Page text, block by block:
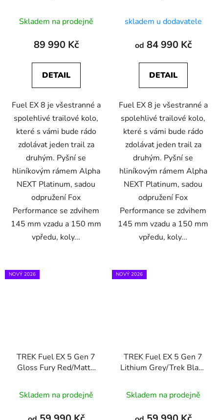
Skladem na prodejně
89 990 Kč
DETAIL
Fuel EX 8 je všestranné a
spolehlivé trailové kolo,
které s vámi bude rádo
zdolávat jeden trail za
druhým. Pyšní se
hliníkovým rámem Alpha
NEXT Platinum, sadou
odpružení Fox
Performance se zdvihem
145 mm vzadu a 150 mm
vpředu, koly...
skladem u dodavatele
od 84 990 Kč
DETAIL
Fuel EX 8 je všestranné a
spolehlivé trailové kolo,
které s vámi bude rádo
zdolávat jeden trail za
druhým. Pyšní se
hliníkovým rámem Alpha
NEXT Platinum, sadou
odpružení Fox
Performance se zdvihem
145 mm vzadu a 150 mm
vpředu, koly...
NOVÝ 2026
TREK Fuel EX 5 Gen 7
Gloss Fury Red/Matte
Skladem na prodejně
NOVÝ 2026
TREK Fuel EX 5 Gen 7
Lithium Grey/Trek Black
Skladem na prodejně